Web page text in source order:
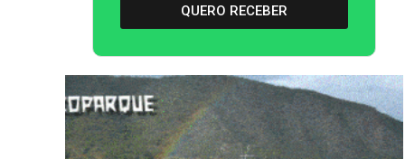
QUERO RECEBER